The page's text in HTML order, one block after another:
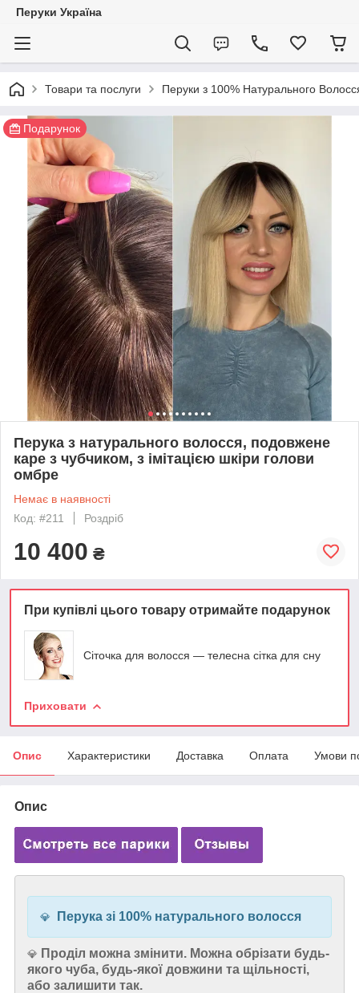
Перуки Україна
Товари та послуги Перуки з 100% Натурального
Подарунок
Перука з натурального волосся, подовжене
каре з чубчиком, з імітацією шкіри голови
омбре
Немає в наявності
Код: #211
Роздріб
10 400 ₴
При купівлі цього товару отримайте подарунок
Сіточка для волосся — телесна сітка для сну
Приховати
Опис Характеристики Доставка Оплата Умови
Опис
💎 Перука зі 100% натурального волосся
💎 Проділ можна змінити. Можна обрізати будь-
якого чуба, будь-якої довжини та щільності,
або залишити так.